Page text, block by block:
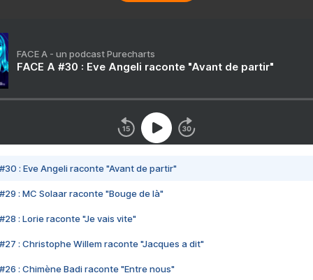
FACE A - un podcast Purecharts
FACE A #30 : Eve Angeli raconte "Avant de partir"
#30 : Eve Angeli raconte "Avant de partir"
#29 : MC Solaar raconte "Bouge de là"
#28 : Lorie raconte "Je vais vite"
#27 : Christophe Willem raconte "Jacques a dit"
#26 : Chimène Badi raconte "Entre nous"